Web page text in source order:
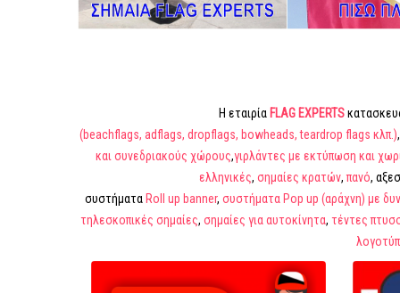
Η εταιρία FLAG EXPERTS
(beachflags, adflags, dropflags, bowheads, teardrop flags κλπ.),
και συνεδριακούς χώρους,γιρλάντες με εκτύπωση και
ελληνικές, σημαίες κρατών,πανό,
συστήματα Roll up banner, συστήματα Pop up (αράχνη) με
τηλεσκοπικές σημαίες, σημαίες για αυτοκίνητα, τέντες